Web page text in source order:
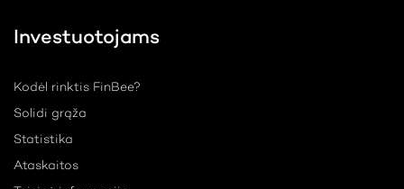
Investuotojams
Kodėl rinktis FinBee?
Solidi grąža
Statistika
Ataskaitos